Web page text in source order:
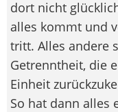
dort nicht
alles kommt und
tritt. Alles andere
Getrenntheit, die
Einheit
So hat dann alles